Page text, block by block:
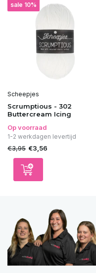
sale 10%
Scheepjes
Scrumptious - 302
Buttercream Icing
Op voorraad
1-2 werkdagen levertijd
€3,95 €3,56